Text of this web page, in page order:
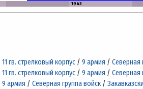
1943
11 гв. стрелковый корпус /9 армия /Северная
11 гв. стрелковый корпус /9 армия /Северная
9 армия /Северная группа войск /